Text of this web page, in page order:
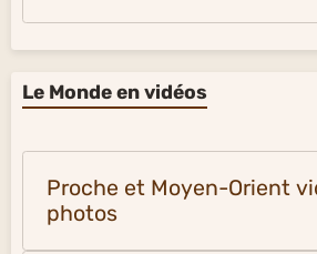
Le Monde en vidéos
Proche et Moyen-Orient
photos